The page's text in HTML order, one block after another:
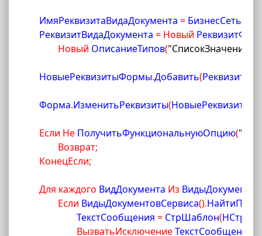
	ИмяРеквизитаВидаДокумента
=
	РеквизитВидаДокумента
= Новый
Новый ОписаниеТипов("СписокЗначений"
	НовыеРеквизитыФормы
.Добавить(
	Форма
.ИзменитьРеквизиты(
Если Не ПолучитьФункциональнуюОпцию(
Возврат;
КонецЕсли;
Для каждого ВидДокумента Из
Если ВидыДокументовСервиса().
			ТекстСообщения
= СтрШаблон(НСтр
ВызватьИсключение ТекстСообщения